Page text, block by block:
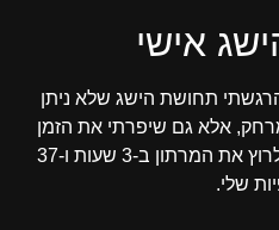
אישי
תחושת הישג שלא ניתן
אלא גם שיפרתי את הזמן
שלי ממרתון ניו יורק. הצלחתי לרוץ את המרתון ב-3 שעות ו-37
שלי.